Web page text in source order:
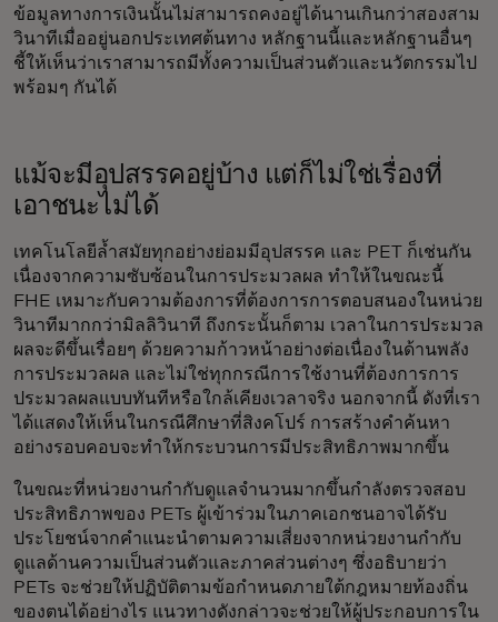
ข้อมูลทางการเงินนั้นไม่สามารถคงอยู่ได้นานเกินกว่าสองสาม
วินาทีเมื่ออยู่นอกประเทศต้นทาง หลักฐานนี้และหลักฐานอื่นๆ
ชี้ให้เห็นว่าเราสามารถมีทั้งความเป็นส่วนตัวและนวัตกรรมไป
พร้อมๆ กันได้
แม้จะมีอุปสรรคอยู่บ้าง แต่ก็ไม่ใช่เรื่องที่
เอาชนะไม่ได้
เทคโนโลยีล้ำสมัยทุกอย่างย่อมมีอุปสรรค และ PET ก็เช่นกัน
เนื่องจากความซับซ้อนในการประมวลผล ทำให้ในขณะนี้
FHE เหมาะกับความต้องการที่ต้องการการตอบสนองในหน่วย
วินาทีมากกว่ามิลลิวินาที ถึงกระนั้นก็ตาม เวลาในการประมวล
ผลจะดีขึ้นเรื่อยๆ ด้วยความก้าวหน้าอย่างต่อเนื่องในด้านพลัง
การประมวลผล และไม่ใช่ทุกกรณีการใช้งานที่ต้องการการ
ประมวลผลแบบทันทีหรือใกล้เคียงเวลาจริง นอกจากนี้ ดังที่เรา
ได้แสดงให้เห็นในกรณีศึกษาที่สิงคโปร์ การสร้างคำค้นหา
อย่างรอบคอบจะทำให้กระบวนการมีประสิทธิภาพมากขึ้น
ในขณะที่หน่วยงานกำกับดูแลจำนวนมากขึ้นกำลังตรวจสอบ
ประสิทธิภาพของ PETs ผู้เข้าร่วมในภาคเอกชนอาจได้รับ
ประโยชน์จากคำแนะนำตามความเสี่ยงจากหน่วยงานกำกับ
ดูแลด้านความเป็นส่วนตัวและภาคส่วนต่างๆ ซึ่งอธิบายว่า
PETs จะช่วยให้ปฏิบัติตามข้อกำหนดภายใต้กฎหมายท้องถิ่น
ของตนได้อย่างไร แนวทางดังกล่าวจะช่วยให้ผู้ประกอบการใน